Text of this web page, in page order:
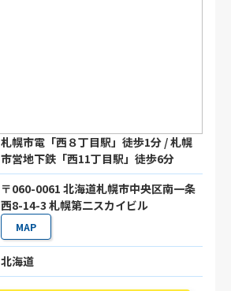
札幌市電「西８丁目駅」徒歩1分 / 札幌
市営地下鉄「西11丁目駅」徒歩6分
〒060-0061 北海道札幌市中央区南一条
西8-14-3 札幌第二スカイビル
MAP
北海道